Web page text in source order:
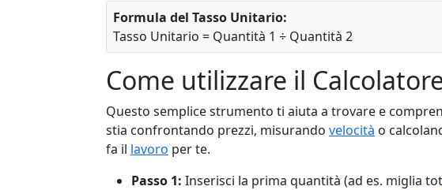
Formula del Tasso Unitario:
Tasso Unitario = Quantità 1 ÷ Quantità 2
Come utilizzare il
Questo semplice strumento ti aiuta a trovare e
stia confrontando prezzi, misurando velocità o
fa il lavoro per te.
Passo 1: Inserisci la prima quantità (ad es. miglia